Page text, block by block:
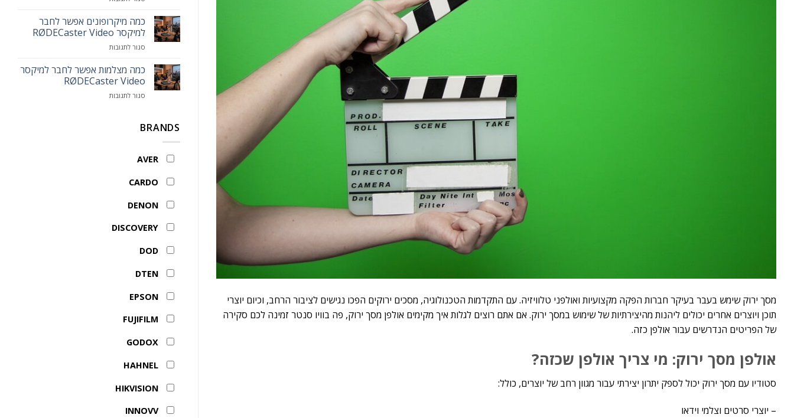
מסך ירוק שימש בעבר בעיקר חברות הפקה מקצועיות ואולפני טלוויזיה. עם התקדמות הטכנולוגיה, מסכים ירוקים הפכו נגישים לציבור הרחב, וכיום יוצרי
תוכן ויוצרים אחרים יכולים ליהנות מהיצירתיות של שימוש במסך ירוק. אם אתם רוצים לגלות איך מקימים אולפן מסך ירוק, פה בוויו סנטר זמינה לכם סקירה
של הפריטים הנדרשים עבור אולפן כזה.
אולפן מסך ירוק: מי צריך אולפן שכזה?
סטודיו עם מסך ירוק יכול לספק יתרון יצירתי עבור מגוון רחב של יוצרים, כולל:
– יוצרי סרטים וצלמי וידאו
ההבדל
בין
מכשיר
קשר
למכשיר
קשר
כמה מיקרופונים אפשר לחבר
למיקסר RØDECaster Video
סגור לתגובותעל
מיקרופונים
אפשר
לחבר
למיקסר
כמה מצלמות אפשר לחבר למיקסר
RØDECaster Video
סגור לתגובותעל
BRANDS
AVER
CARDO
DENON
DISCOVERY
DOD
DTEN
EPSON
FUJIFILM
GODOX
HAHNEL
HIKVISION
INNOVV